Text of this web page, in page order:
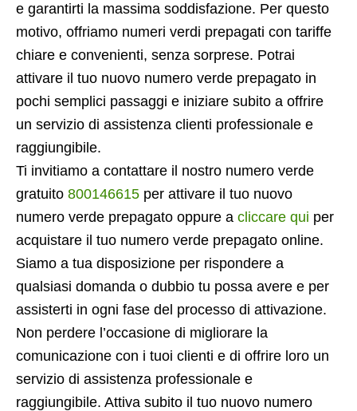
e garantirti la massima soddisfazione. Per questo
motivo, offriamo numeri verdi prepagati con tariffe
chiare e convenienti, senza sorprese. Potrai
attivare il tuo nuovo numero verde prepagato in
pochi semplici passaggi e iniziare subito a offrire
un servizio di assistenza clienti professionale e
raggiungibile.
Ti invitiamo a contattare il nostro numero verde
gratuito 800146615 per attivare il tuo nuovo
numero verde prepagato oppure a cliccare qui per
acquistare il tuo numero verde prepagato online.
Siamo a tua disposizione per rispondere a
qualsiasi domanda o dubbio tu possa avere e per
assisterti in ogni fase del processo di attivazione.
Non perdere l’occasione di migliorare la
comunicazione con i tuoi clienti e di offrire loro un
servizio di assistenza professionale e
raggiungibile. Attiva subito il tuo nuovo numero